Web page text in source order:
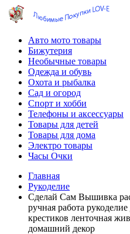
Авто мото товары
Бижутерия
Необычные товары
Одежда и обувь
Охота и рыбалка
Сад и огород
Спорт и хобби
Телефоны и аксессуары
Товары для детей
Товары для дома
Электро товары
Часы Очки
Главная
Рукоделие
Сделай Сам Вышивка
ручная работа
крестиков ленточная
домашний декор